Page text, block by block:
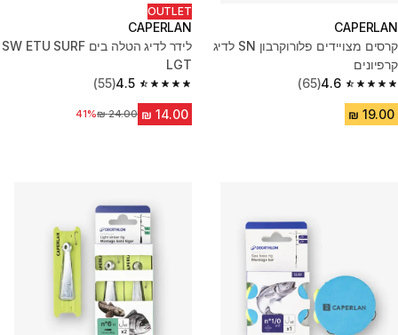
CAPERLAN
קרסים מצויידים פלורוקרבון SN לדיג
קרפיונים
4.6
4.6 out of 5 stars from 65 reviews
(65)
OUTLET
CAPERLAN
לידר לדיג הטלה בים SW ETU SURF
LGT
4.5
4.5 out of 5 stars from 55 reviews
(55)
מחיר לפני הנחה‏24.00 ₪
41%